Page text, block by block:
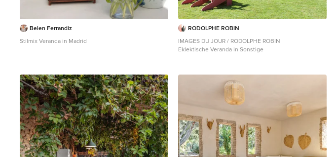
Belen Ferrandiz
Stilmix Veranda in Madrid
RODOLPHE ROBIN
IMAGES DU JOUR / RODOLPHE ROBIN
Eklektische Veranda in Sonstige